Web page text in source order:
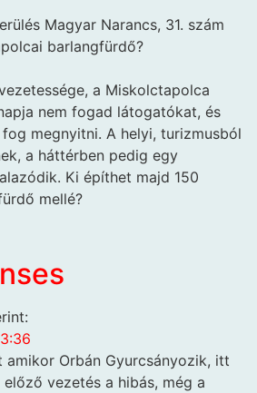
Magyar Narancs, 31. szám
barlangfürdő?
a Miskolctapolca
nem fogad látogatókat, és
megnyitni. A helyi, turizmusból
a háttérben pedig egy
Ki építhet majd 150
mellé?
amikor Orbán Gyurcsányozik, itt
vezetés a hibás, még a